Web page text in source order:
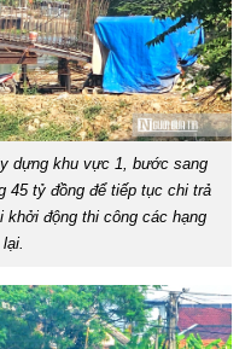
dựng khu vực 1, bước sang
45 tỷ đồng để tiếp tục chi trả
động thi công các hạng